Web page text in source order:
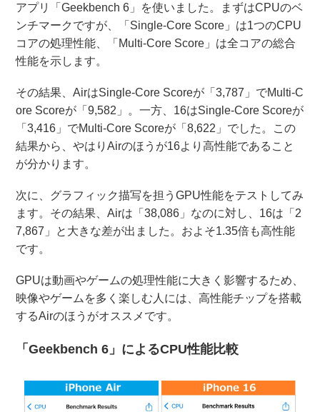
アプリ「Geekbench 6」を使いました。まずはCPUのベ
ンチマークですが、「Single-Core Score」は1つのCPU
コアの処理性能、「Multi-Core Score」は全コアの総合
性能を示します。
その結果、AirはSingle-Core Scoreが「3,787」でMulti-C
ore Scoreが「9,582」。一方、16はSingle-Core Scoreが
「3,416」でMulti-Core Scoreが「8,622」でした。この
結果から、やはりAirのほうが16より高性能であること
が分かります。
次に、グラフィック描写を担うGPU性能をテストしてみ
ます。その結果、Airは「38,086」なのに対し、16は「2
7,867」と大きな差が出ました。およそ1.35倍も高性能
です。
GPUは動画やゲームの処理性能に大きく影響するため、
映像やゲームを多く楽しむ人には、高性能チップを搭載
するAirのほうがオススメです。
「Geekbench 6」によるCPU性能比較